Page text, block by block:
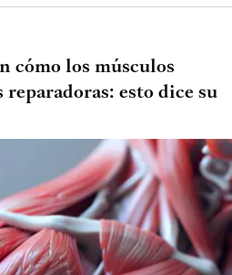
cómo los músculos
reparadoras: esto dice su